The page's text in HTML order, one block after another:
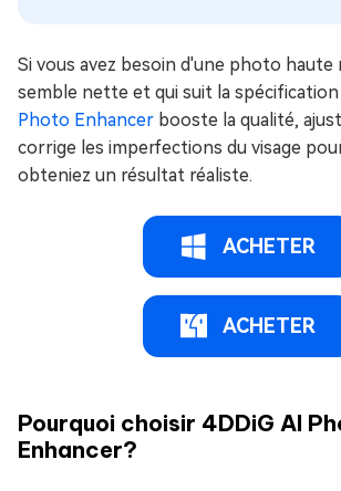
Si vous avez besoin d'une photo haute
semble nette et qui suit la spécification
Photo Enhancer booste la qualité,
corrige les imperfections du visage
obteniez un résultat réaliste.
ACHETER
ACHETER
Pourquoi choisir 4DDiG AI
Enhancer?